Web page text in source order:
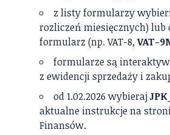
z listy formularzy
rozliczeń miesięcznych) lub
formularz (np. VAT-8,VAT-
formularze są
z ewidencji sprzedaży i
od 1.02.2026 wybieraj
aktualne instrukcje na
Finansów.